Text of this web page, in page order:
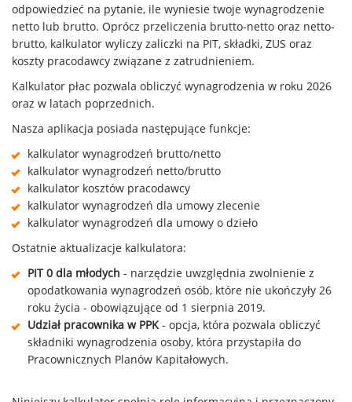
odpowiedzieć na pytanie, ile wyniesie twoje wynagrodzenie
netto lub brutto. Oprócz przeliczenia brutto-netto oraz netto-
brutto, kalkulator wyliczy zaliczki na PIT, składki, ZUS oraz
koszty pracodawcy związane z zatrudnieniem.
Kalkulator płac pozwala obliczyć wynagrodzenia w roku 2026
oraz w latach poprzednich.
Nasza aplikacja posiada następujące funkcje:
kalkulator wynagrodzeń brutto/netto
kalkulator wynagrodzeń netto/brutto
kalkulator kosztów pracodawcy
kalkulator wynagrodzeń dla umowy zlecenie
kalkulator wynagrodzeń dla umowy o dzieło
Ostatnie aktualizacje kalkulatora:
PIT 0 dla młodych - narzędzie uwzględnia zwolnienie z
opodatkowania wynagrodzeń osób, które nie ukończyły 26
roku życia - obowiązujące od 1 sierpnia 2019.
Udział pracownika w PPK- opcja, która pozwala obliczyć
składniki wynagrodzenia osoby, która przystapiła do
Pracownicznych Planów Kapitałowych.